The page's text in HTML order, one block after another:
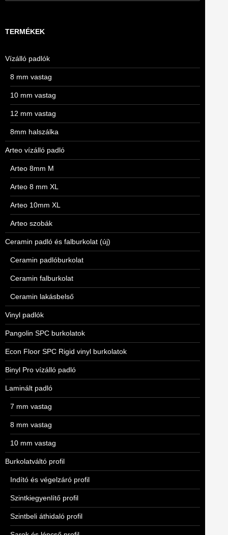
TERMÉKEK
Vízálló padlók
8 mm vastag
10 mm vastag
12 mm vastag
8mm halszálka
Arteo vízálló padló
Arteo 8mm M
Arteo 8 mm XL
Arteo 10mm XL
Arteo szobák
Ceramin padló és falburkolat (új)
Ceramin padlóburkolat
Ceramin falburkolat
Ceramin lakásbelső
Vinyl padlók
Pangolin SPC burkolatok
Econ Floor SPC Rigid vinyl burkolatok
Binyl Pro vízálló padló
Laminált padló
7 mm vastag
8 mm vastag
10 mm vastag
Burkolatváltó profil
Indító és végelzáró profil
Szintkiegyenlítő profil
Szintbeli áthidaló profil